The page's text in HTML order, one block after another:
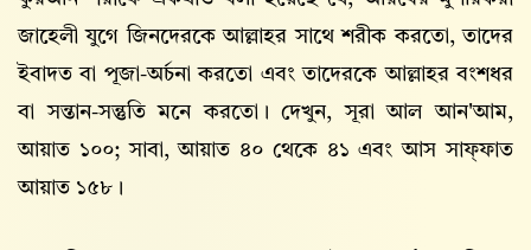
জাহেলী যুগে জিনদেরকে আল্লাহর সাথে শরীক করতো, তাদের
ইবাদত বা পূজা-অর্চনা করতো এবং তাদেরকে আল্লাহর বংশধর
বা সন্তান-সন্তুতি মনে করতো। দেখুন, সূরা আল আন'আম,
আয়াত ১০০; সাবা, আয়াত ৪০ থেকে ৪১ এবং আস সাফ্ফাত
আয়াত ১৫৮।